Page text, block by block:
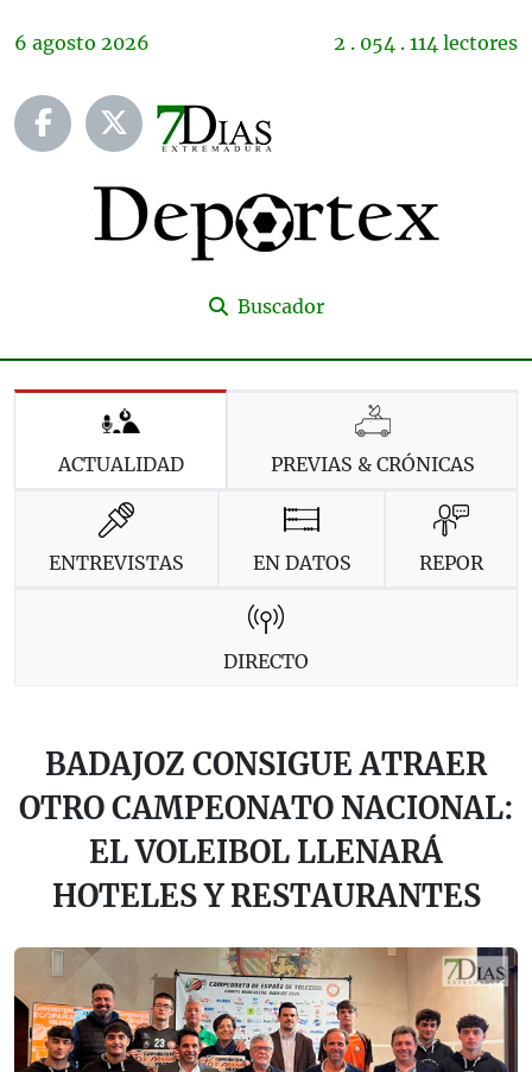
6 agosto 2026 2 . 054 . 114 lectores
Buscador
ACTUALIDAD PREVIAS & CRÓNICAS
ENTREVISTAS EN DATOS REPOR
DIRECTO
BADAJOZ CONSIGUE ATRAER
OTRO CAMPEONATO NACIONAL:
EL VOLEIBOL LLENARÁ
HOTELES Y RESTAURANTES